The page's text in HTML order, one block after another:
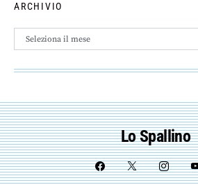
ARCHIVIO
Archivio
Lo Spallino